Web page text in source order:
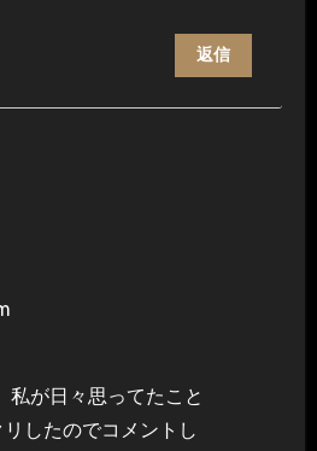
返信
私が日々思ってたこと
したのでコメントし